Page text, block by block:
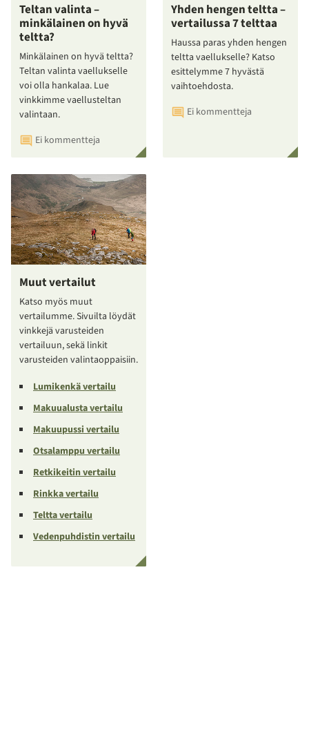
Teltan valinta –
minkälainen on hyvä
teltta?
Minkälainen on hyvä teltta?
Teltan valinta vaellukselle
voi olla hankalaa. Lue
vinkkimme vaellusteltan
valintaan.
Ei kommentteja
Yhden hengen teltta –
vertailussa 7 telttaa
Haussa paras yhden hengen
teltta vaellukselle? Katso
esittelymme 7 hyvästä
vaihtoehdosta.
Ei kommentteja
Muut vertailut
Katso myös muut
vertailumme. Sivuilta löydät
vinkkejä varusteiden
vertailuun, sekä linkit
varusteiden valintaoppaisiin.
Lumikenkä vertailu
Makuualusta vertailu
Makuupussi vertailu
Otsalamppu vertailu
Retkikeitin vertailu
Rinkka vertailu
Teltta vertailu
Vedenpuhdistin vertailu